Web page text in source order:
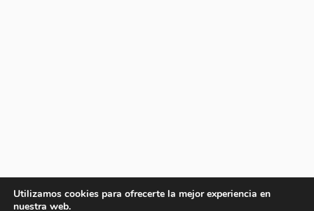
Utilizamos cookies para ofrecerte la mejor experiencia en
nuestra web.